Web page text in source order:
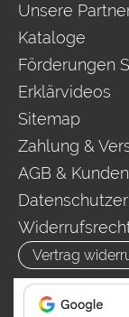
Unsere
Kataloge
Förderungen
Erklärvideos
Sitemap
Zahlung &
AGB &
Vertrag